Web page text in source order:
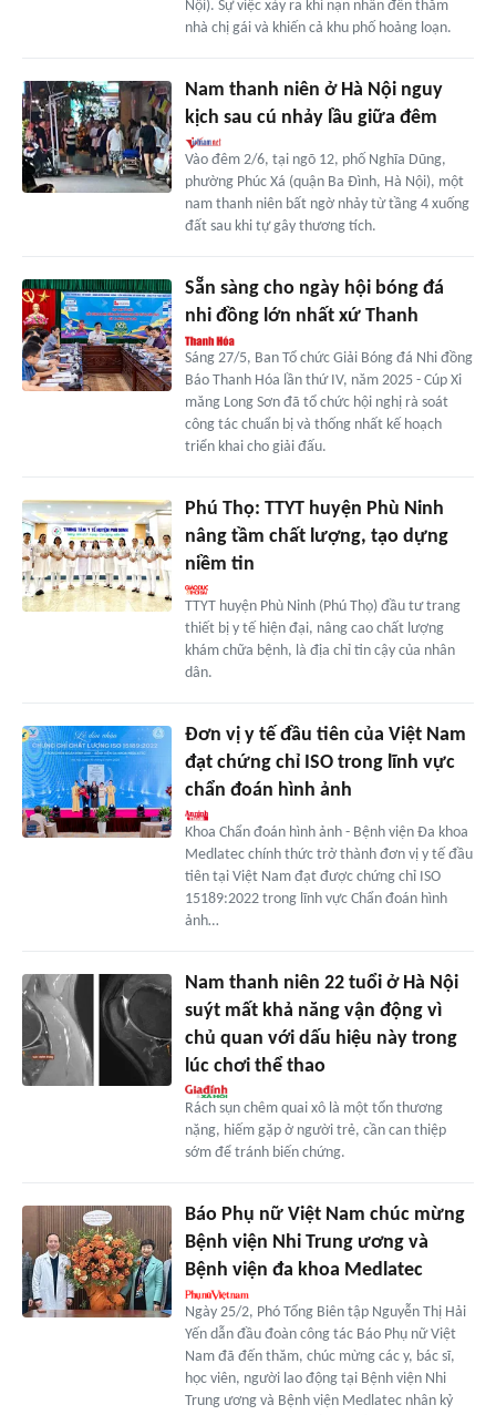
Nội). Sự việc xảy ra khi nạn nhân đến thăm
nhà chị gái và khiến cả khu phố hoảng loạn.
Nam thanh niên ở Hà Nội nguy
kịch sau cú nhảy lầu giữa đêm
Vào đêm 2/6, tại ngõ 12, phố Nghĩa Dũng,
phường Phúc Xá (quận Ba Đình, Hà Nội), một
nam thanh niên bất ngờ nhảy từ tầng 4 xuống
đất sau khi tự gây thương tích.
Sẵn sàng cho ngày hội bóng đá
nhi đồng lớn nhất xứ Thanh
Sáng 27/5, Ban Tổ chức Giải Bóng đá Nhi đồng
Báo Thanh Hóa lần thứ IV, năm 2025 - Cúp Xi
măng Long Sơn đã tổ chức hội nghị rà soát
công tác chuẩn bị và thống nhất kế hoạch
triển khai cho giải đấu.
Phú Thọ: TTYT huyện Phù Ninh
nâng tầm chất lượng, tạo dựng
niềm tin
TTYT huyện Phù Ninh (Phú Thọ) đầu tư trang
thiết bị y tế hiện đại, nâng cao chất lượng
khám chữa bệnh, là địa chỉ tin cậy của nhân
dân.
Đơn vị y tế đầu tiên của Việt Nam
đạt chứng chỉ ISO trong lĩnh vực
chẩn đoán hình ảnh
Khoa Chẩn đoán hình ảnh - Bệnh viện Đa khoa
Medlatec chính thức trở thành đơn vị y tế đầu
tiên tại Việt Nam đạt được chứng chỉ ISO
15189:2022 trong lĩnh vực Chẩn đoán hình
ảnh…
Nam thanh niên 22 tuổi ở Hà Nội
suýt mất khả năng vận động vì
chủ quan với dấu hiệu này trong
lúc chơi thể thao
Rách sụn chêm quai xô là một tổn thương
nặng, hiếm gặp ở người trẻ, cần can thiệp
sớm để tránh biến chứng.
Báo Phụ nữ Việt Nam chúc mừng
Bệnh viện Nhi Trung ương và
Bệnh viện đa khoa Medlatec
Ngày 25/2, Phó Tổng Biên tập Nguyễn Thị Hải
Yến dẫn đầu đoàn công tác Báo Phụ nữ Việt
Nam đã đến thăm, chúc mừng các y, bác sĩ,
học viên, người lao động tại Bệnh viện Nhi
Trung ương và Bệnh viện Medlatec nhân kỷ